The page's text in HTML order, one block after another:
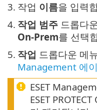
3. 작업 이름을 입력
4. 작업 범주 드롭다
On-Prem를 선택
5. 작업 드롭다운 메
Management 에
ESET
ESET